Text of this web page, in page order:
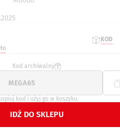
KOD
Kod archiwalny
kod i użyj go w koszyku.
IDŹ DO SKLEPU